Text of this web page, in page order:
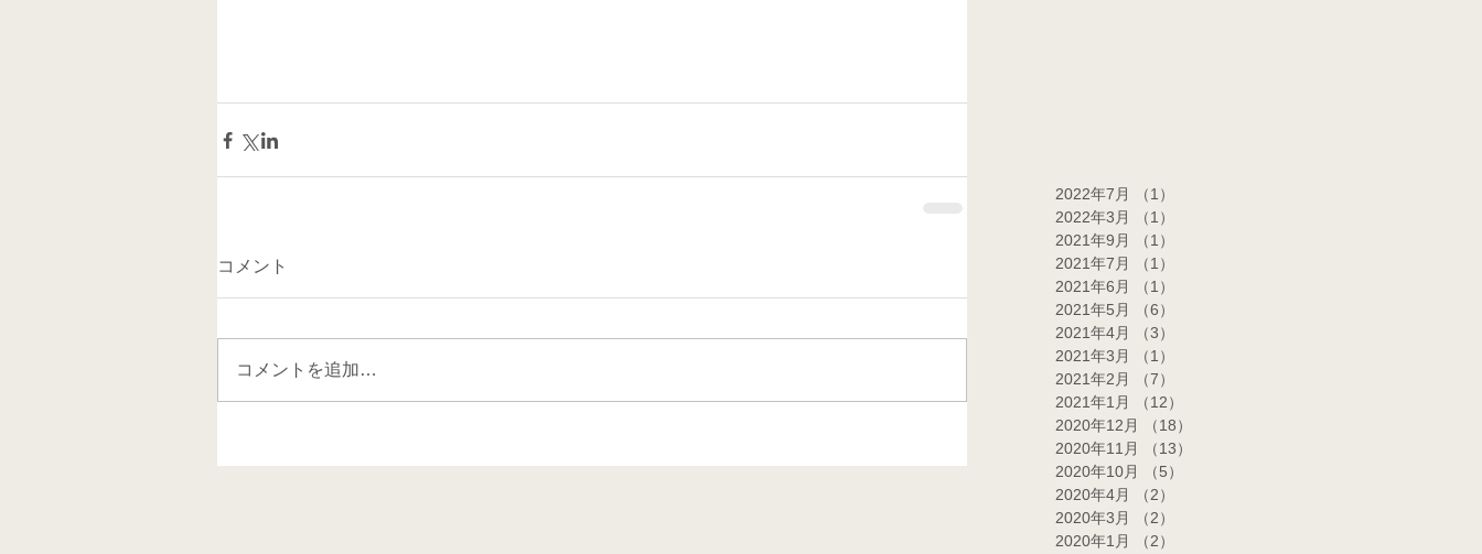
コメント
コメントを追加…
2022年7月 （1）
2022年3月
（1）
2021年9月
（1）
2021年7月
（1）
2021年6月
（1）
2021年5月
（6）
2021年4月
（3）
2021年3月
（1）
2021年2月
（7）
2021年1月
（12）
2020年12月
（18）
2020年11月
（13）
2020年10月
（5）
2020年4月
（2）
2020年3月
（2）
2020年1月
（2）